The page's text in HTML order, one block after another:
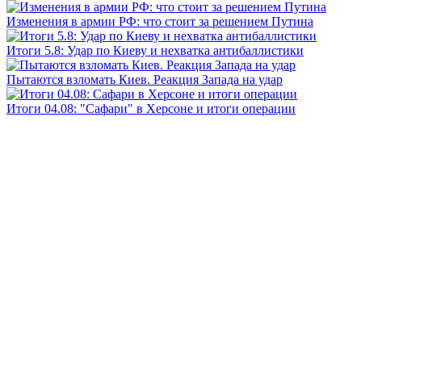
Изменения в армии РФ: что стоит за решением Путина
Итоги 5.8: Удар по Киеву и нехватка антибаллистики
Пытаются взломать Киев. Реакция Запада на удар
Итоги 04.08: "Сафари" в Херсоне и итоги операции